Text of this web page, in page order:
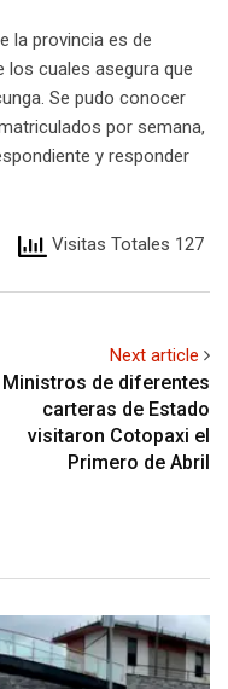
la provincia es de
los cuales asegura que
Se pudo conocer
por semana,
y responder
Visitas Totales 127
Next article
Ministros de diferentes
carteras de Estado
visitaron Cotopaxi el
Primero de Abril